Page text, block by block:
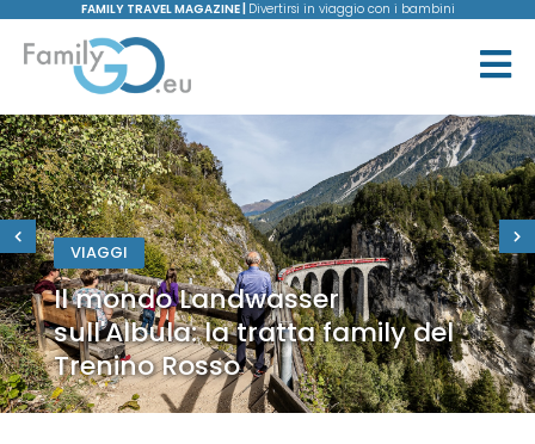
FAMILY TRAVEL MAGAZINE | Divertirsi in viaggio con i bambini
VIAGGI
Il mondo Landwasser
sull'Albula: la tratta family del
Trenino Rosso